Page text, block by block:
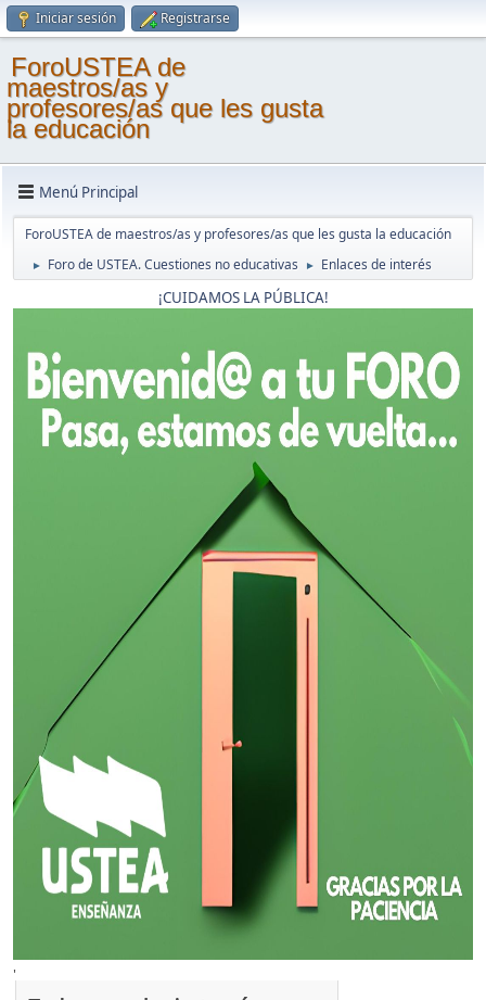
Iniciar sesión Registrarse
ForoUSTEA de
maestros/as y
profesores/as que les gusta
la educación
Menú Principal
ForoUSTEA de maestros/as y profesores/as que les gusta la educación
► Foro de USTEA. Cuestiones no educativas ► Enlaces de interés
¡CUIDAMOS LA PÚBLICA!
'